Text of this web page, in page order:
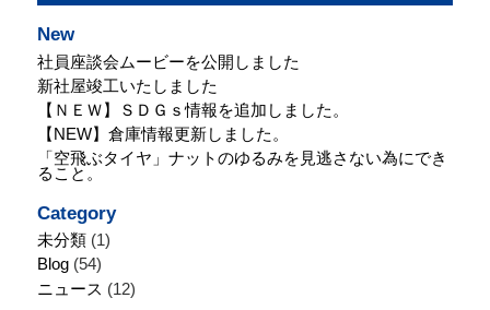
New
社員座談会ムービーを公開しました
新社屋竣工いたしました
【ＮＥＷ】ＳＤＧｓ情報を追加しました。
【NEW】倉庫情報更新しました。
「空飛ぶタイヤ」ナットのゆるみを見逃さない為にでき
ること。
Category
未分類(1)
Blog(54)
ニュース (12)